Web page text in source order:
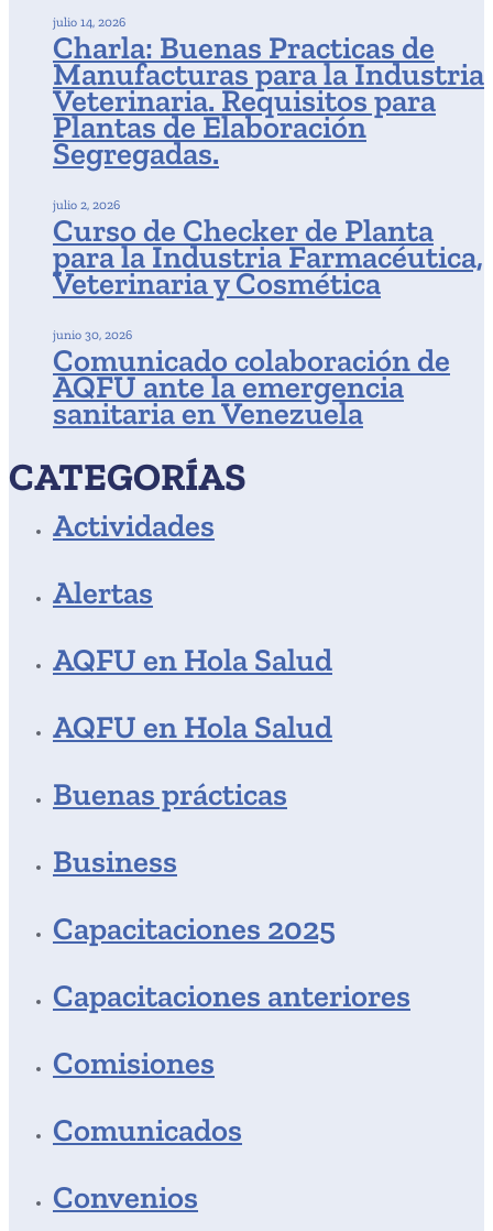
Charla: Buenas Practicas de
Manufacturas para la Industria
Veterinaria. Requisitos para
Plantas de Elaboración
Segregadas.
julio 14, 2026
Curso de Checker de Planta
para la Industria Farmacéutica,
Veterinaria y Cosmética
julio 2, 2026
Comunicado colaboración de
AQFU ante la emergencia
sanitaria en Venezuela
junio 30, 2026
CATEGORÍAS
Actividades
Alertas
AQFU en Hola Salud
AQFU en Hola Salud
Buenas prácticas
Business
Capacitaciones 2025
Capacitaciones anteriores
Comisiones
Comunicados
Convenios